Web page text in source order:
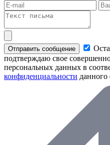
Отправить сообщение
подтверждаю свое
персональных данных в
конфиденциальности данного